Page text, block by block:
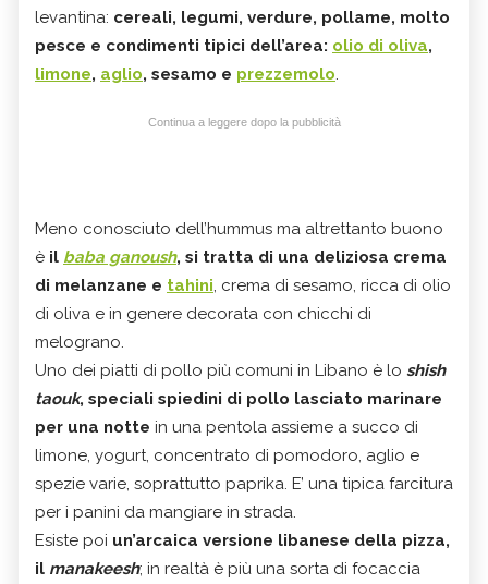
levantina: cereali, legumi, verdure, pollame, molto
pesce e condimenti tipici dell’area: olio di oliva,
limone, aglio, sesamo e prezzemolo.
Continua a leggere dopo la pubblicità
Meno conosciuto dell’hummus ma altrettanto buono
è il baba ganoush, si tratta di una deliziosa crema
di melanzane e tahini, crema di sesamo, ricca di olio
di oliva e in genere decorata con chicchi di
melograno.
Uno dei piatti di pollo più comuni in Libano è lo shish
taouk, speciali spiedini di pollo lasciato marinare
per una notte in una pentola assieme a succo di
limone, yogurt, concentrato di pomodoro, aglio e
spezie varie, soprattutto paprika. E’ una tipica farcitura
per i panini da mangiare in strada.
Esiste poi un’arcaica versione libanese della pizza,
il manakeesh; in realtà è più una sorta di focaccia